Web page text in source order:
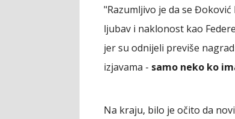
"Razumljivo je da se
ljubav i naklonost kao
jer su odnijeli previše
izjavama - samo neko ko
Na kraju, bilo je očito da